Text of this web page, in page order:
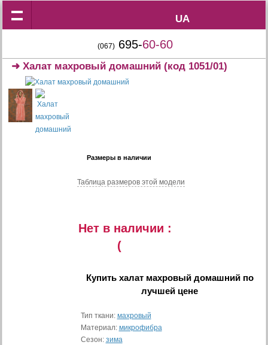
UA
UA
(067) 695-60-60
➜Халат махровый домашний (код 1051/01)
Размеры в наличии
Таблица размеров этой модели
Нет в наличии :
(
Купить халат махровый домашнийпо
лучшей цене
Тип ткани: махровый
Материал: микрофибра
Сезон: зима